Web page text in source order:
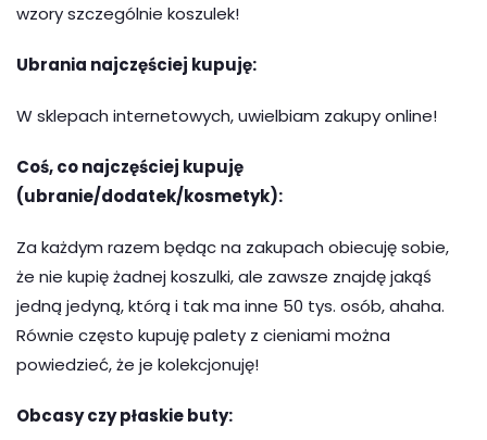
wzory szczególnie koszulek!
Ubrania najczęściej kupuję:
W sklepach internetowych, uwielbiam zakupy online!
Coś, co najczęściej kupuję
(ubranie/dodatek/kosmetyk):
Za każdym razem będąc na zakupach obiecuję sobie,
że nie kupię żadnej koszulki, ale zawsze znajdę jakąś
jedną jedyną, którą i tak ma inne 50 tys. osób, ahaha.
Równie często kupuję palety z cieniami można
powiedzieć, że je kolekcjonuję!
Obcasy czy płaskie buty: